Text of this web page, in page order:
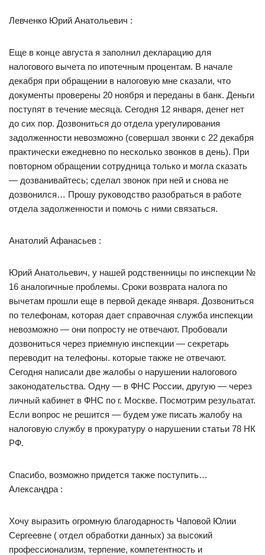
Левченко Юрий Анатольевич :
Еще в конце августа я заполнил декларацию для
налогового вычета по ипотечным процентам. В начале
декабря при обращении в налоговую мне сказали, что
документы проверены 20 ноября и переданы в банк. Деньги
поступят в течение месяца. Сегодня 12 января, денег нет
до сих пор. Дозвониться до отдела урегулирования
задолженности невозможно (совершал звонки с 22 декабря
практически ежедневно по несколько звонков в день). При
повторном обращении сотрудница только и могла сказать
— дозванивайтесь; сделал звонок при ней и снова не
дозвонился… Прошу руководство разобраться в работе
отдела задолженности и помочь с ними связаться.
Анатолий Афанасьев :
Юрий Анатольевич, у нашей родственницы по инспекции №
16 аналогичные проблемы. Сроки возврата налога по
вычетам прошли еще в первой декаде января. Дозвониться
по телефонам, которая дает справочная служба инспекции
невозможно — они попросту не отвечают. Пробовали
дозвониться через приемную инспекции — секретарь
переводит на телефоны. которые также не отвечают.
Сегодня написали две жалобы о нарушении налогового
законодательства. Одну — в ФНС России, другую — через
личный кабинет в ФНС по г. Москве. Посмотрим резульатат.
Если вопрос не решится — будем уже писать жалобу на
налоговую службу в прокуратуру о нарушении статьи 78 НК
РФ.
Спасибо, возможно придется также поступить…
Александра :
Хочу выразить огромную благодарность Чаповой Юлии
Сергеевне ( отдел обработки данных) за высокий
профессионализм, терпение, компетентность и